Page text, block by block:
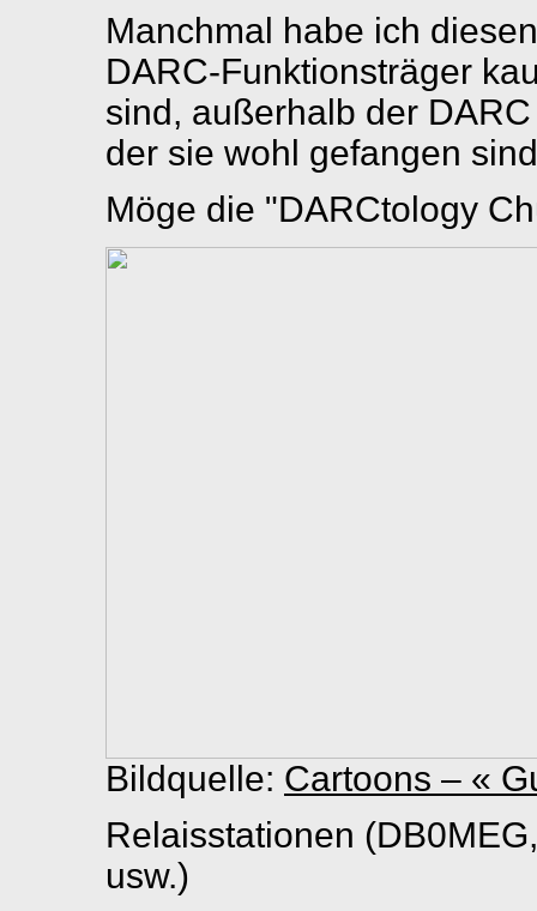
Manchmal habe ich
DARC-Funktionsträger
sind, außerhalb der
der sie wohl gefangen
Möge die "DARCtology
Bildquelle: Cartoons – «
Relaisstationen
usw.)